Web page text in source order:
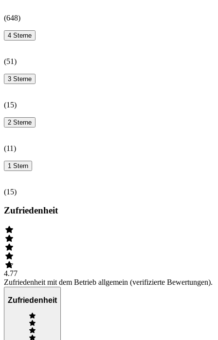
(648)
4 Sterne
(51)
3 Sterne
(15)
2 Sterne
(11)
1 Stern
(15)
Zufriedenheit
4.77
Zufriedenheit mit dem Betrieb allgemein (verifizierte Bewertungen).
Zufriedenheit